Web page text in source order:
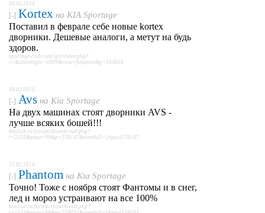
04.03.2014
[-] Kortex на KIA Sportage
Поставил в феврале себе новые kortex
дворники. Дешевые аналоги, а метут на будь
здоров.
sportage-club.com/ipb/index.php?
s=&showtopic=3399&view=findpost&p=344810
18.02.2014
[-] Avs на Kia Sportage
На двух машинах стоят дворники AVS -
лучше всяких бошей!!!
kiaclub.ru/forum/showthread.php?
t=2532&page=99&p=278147&viewfull=1#post278147
17.02.2014
[-] Phantom на Kia Sportage
Точно! Тоже с ноября стоят Фантомы и в снег,
лед и мороз устраивают на все 100%
kiaclub.ru/forum/showthread.php?